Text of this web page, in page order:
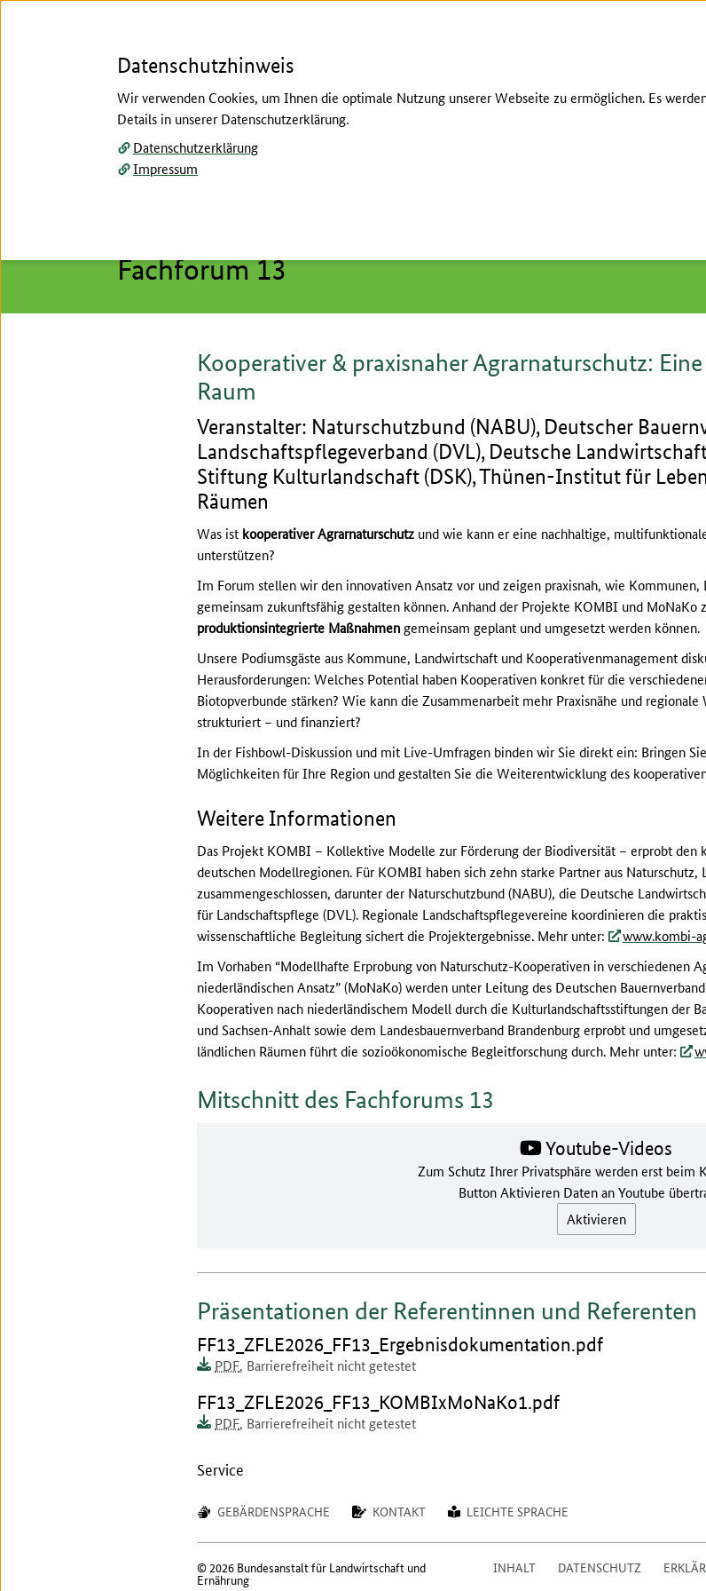
Menü
13 Kooperativer & praxisnaher
Fachforum 13
Kooperativer & praxisnaher Agrarnaturschutz:
Raum
Veranstalter: Naturschutzbund (NABU), Deutscher
Landschaftspflegeverband (DVL), Deutsche
Stiftung Kulturlandschaft (DSK), Thünen-Institut für
Räumen
Was ist kooperativer Agrarnaturschutz und wie kann er eine nachhaltige,
unterstützen?
Im Forum stellen wir den innovativen Ansatz vor und zeigen praxisnah, wie
gemeinsam zukunftsfähig gestalten können. Anhand der Projekte KOMBI und MoNaKo
produktionsintegrierte Maßnahmen gemeinsam geplant und umgesetzt werden können.
Unsere Podiumsgäste aus Kommune, Landwirtschaft und Kooperativenmanagement
Herausforderungen: Welches Potential haben Kooperativen konkret für die
Biotopverbunde stärken? Wie kann die Zusammenarbeit mehr Praxisnähe und
strukturiert – und finanziert?
In der Fishbowl-Diskussion und mit Live-Umfragen binden wir Sie direkt ein: Bringen
Möglichkeiten für Ihre Region und gestalten Sie die Weiterentwicklung des
Weitere Informationen
Das Projekt KOMBI – Kollektive Modelle zur Förderung der Biodiversität – erprobt den
deutschen Modellregionen. Für KOMBI haben sich zehn starke Partner aus Naturschutz,
zusammengeschlossen, darunter der Naturschutzbund (NABU), die Deutsche
für Landschaftspflege (DVL). Regionale Landschaftspflegevereine koordinieren die
wissenschaftliche Begleitung sichert die Projektergebnisse. Mehr unter:
www.kombi-
Im Vorhaben “Modellhafte Erprobung von Naturschutz-Kooperativen in verschiedenen
niederländischen Ansatz” (MoNaKo) werden unter Leitung des Deutschen
Kooperativen nach niederländischem Modell durch die Kulturlandschaftsstiftungen der
und Sachsen-Anhalt sowie dem Landesbauernverband Brandenburg erprobt und
ländlichen Räumen führt die sozioökonomische Begleitforschung durch. Mehr unter:
Mitschnitt des Fachforums 13
Youtube-Videos
Zum Schutz Ihrer Privatsphäre werden erst beim
Button Aktivieren Daten an Youtube
Aktivieren
Präsentationen der Referentinnen und Referenten
Dokument zum runterladen:
FF13_ZFLE2026_FF13_Ergebnisdokumentation.pdf
Dokumentenformat:
PDF
Barrierefreiheit:
Dieses Dokument ist auf
, Barrierefreiheit nicht getestet
Dokument zum runterladen:
FF13_ZFLE2026_FF13_KOMBIxMoNaKo1.pdf
Dokumentenformat:
PDF
Barrierefreiheit:
Dieses Dokument ist auf
, Barrierefreiheit nicht getestet
Service
GEBÄRDENSPRACHE KONTAKT LEICHTE SPRACHE
INHALT DATENSCHUTZ
© 2026 Bundesanstalt für Landwirtschaft und
Ernährung
Datenschutzhinweis
Wir verwenden Cookies, um Ihnen die optimale Nutzung unserer Webseite zu ermöglichen. Es
Details in unserer Datenschutzerklärung.
Datenschutzerklärung
Impressum